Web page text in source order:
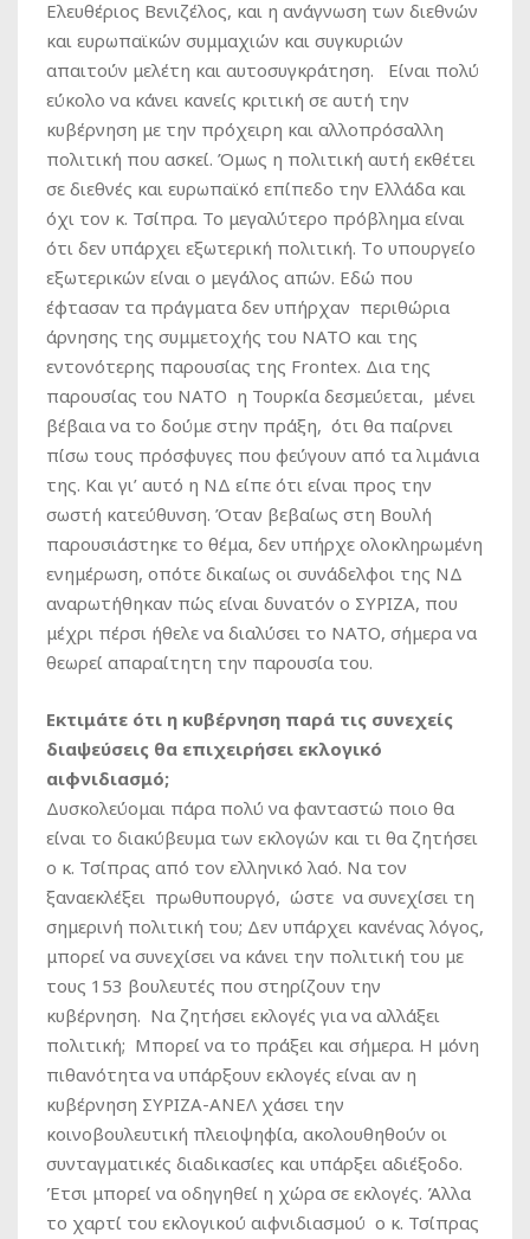
Ελευθέριος Βενιζέλος, και η ανάγνωση των διεθνών
και ευρωπαϊκών συμμαχιών και συγκυριών
απαιτούν μελέτη και αυτοσυγκράτηση. Είναι πολύ
εύκολο να κάνει κανείς κριτική σε αυτή την
κυβέρνηση με την πρόχειρη και αλλοπρόσαλλη
πολιτική που ασκεί. Όμως η πολιτική αυτή εκθέτει
σε διεθνές και ευρωπαϊκό επίπεδο την Ελλάδα και
όχι τον κ. Τσίπρα. Το μεγαλύτερο πρόβλημα είναι
ότι δεν υπάρχει εξωτερική πολιτική. Tο υπουργείο
εξωτερικών είναι ο μεγάλος απών. Εδώ που
έφτασαν τα πράγματα δεν υπήρχαν περιθώρια
άρνησης της συμμετοχής του ΝΑΤΟ και της
εντονότερης παρουσίας της Frontex. Δια της
παρουσίας του ΝΑΤΟ η Τουρκία δεσμεύεται, μένει
βέβαια να το δούμε στην πράξη, ότι θα παίρνει
πίσω τους πρόσφυγες που φεύγουν από τα λιμάνια
της. Και γι’ αυτό η ΝΔ είπε ότι είναι προς την
σωστή κατεύθυνση. Όταν βεβαίως στη Βουλή
παρουσιάστηκε το θέμα, δεν υπήρχε ολοκληρωμένη
ενημέρωση, οπότε δικαίως οι συνάδελφοι της ΝΔ
αναρωτήθηκαν πώς είναι δυνατόν ο ΣΥΡΙΖΑ, που
μέχρι πέρσι ήθελε να διαλύσει το ΝΑΤΟ, σήμερα να
θεωρεί απαραίτητη την παρουσία του.
Εκτιμάτε ότι η κυβέρνηση παρά τις συνεχείς
διαψεύσεις θα επιχειρήσει εκλογικό
αιφνιδιασμό;
Δυσκολεύομαι πάρα πολύ να φανταστώ ποιο θα
είναι το διακύβευμα των εκλογών και τι θα ζητήσει
ο κ. Τσίπρας από τον ελληνικό λαό. Να τον
ξαναεκλέξει πρωθυπουργό, ώστε να συνεχίσει τη
σημερινή πολιτική του; Δεν υπάρχει κανένας λόγος,
μπορεί να συνεχίσει να κάνει την πολιτική του με
τους 153 βουλευτές που στηρίζουν την
κυβέρνηση. Να ζητήσει εκλογές για να αλλάξει
πολιτική; Μπορεί να το πράξει και σήμερα. Η μόνη
πιθανότητα να υπάρξουν εκλογές είναι αν η
κυβέρνηση ΣΥΡΙΖΑ-ΑΝΕΛ χάσει την
κοινοβουλευτική πλειοψηφία, ακολουθηθούν οι
συνταγματικές διαδικασίες και υπάρξει αδιέξοδο.
Έτσι μπορεί να οδηγηθεί η χώρα σε εκλογές. Άλλα
το χαρτί του εκλογικού αιφνιδιασμού ο κ. Τσίπρας